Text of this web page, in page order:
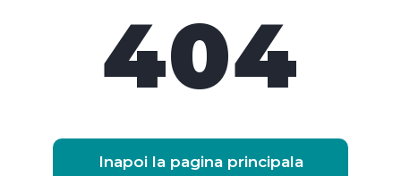
404
Inapoi la pagina principala